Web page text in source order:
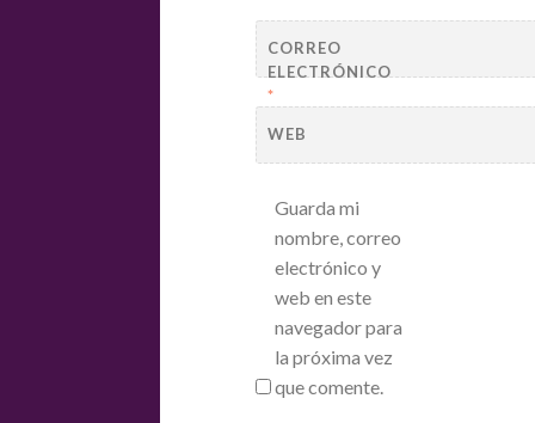
CORREO
ELECTRÓNICO
*
WEB
Guarda mi
nombre, correo
electrónico y
web en este
navegador para
la próxima vez
que comente.